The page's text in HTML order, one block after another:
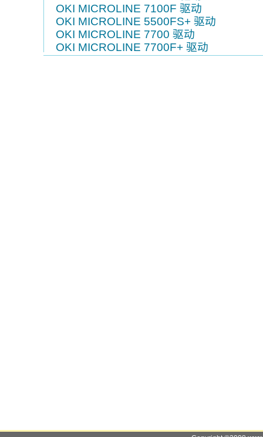
OKI MICROLINE 7100F 驱动
OKI MICROLINE 5500FS+ 驱动
OKI MICROLINE 7700 驱动
OKI MICROLINE 7700F+ 驱动